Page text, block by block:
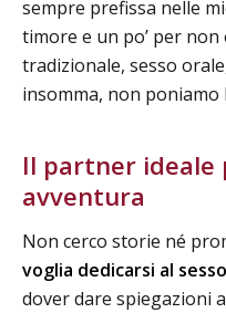
sempre prefissa nelle
timore e un po’ per non
tradizionale, sesso
insomma, non poniamo
Il partner ideale
avventura
Non cerco storie né
voglia dedicarsi al
dover dare spiegazioni